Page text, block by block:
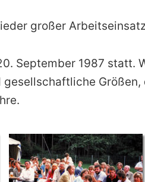
großer
September 1987 statt.